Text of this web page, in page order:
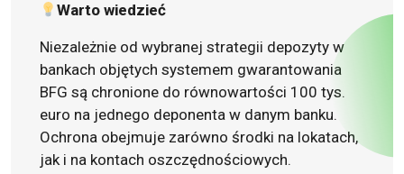
Warto wiedzieć
Niezależnie od wybranej strategii depozyty w
bankach objętych systemem gwarantowania
BFG są chronione do równowartości 100 tys.
euro na jednego deponenta w danym banku.
Ochrona obejmuje zarówno środki na lokatach,
jak i na kontach oszczędnościowych.